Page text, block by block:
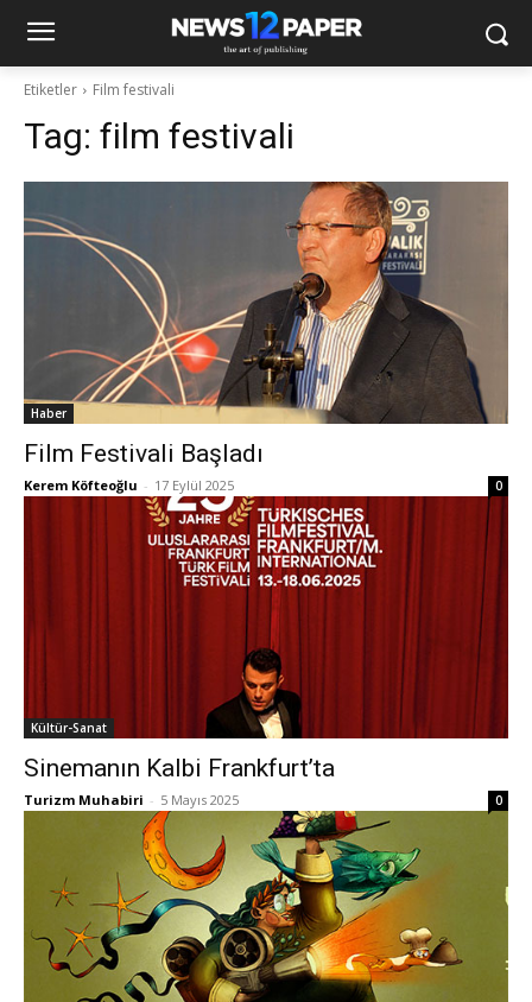
Etiketler Film festivali
Tag: film festivali
Haber
Film Festivali Başladı
Kerem Köfteoğlu - 17 Eylül 2025 0
Kültür-Sanat
Sinemanın Kalbi Frankfurt’ta
Turizm Muhabiri - 5 Mayıs 2025 0